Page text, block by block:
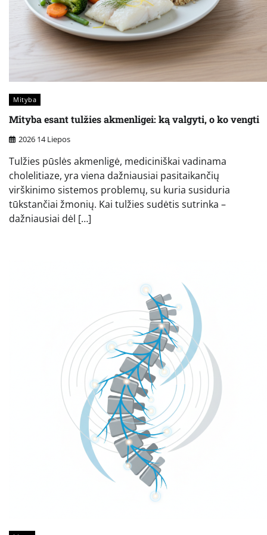
Mityba
Mityba esant tulžies akmenligei: ką valgyti, o ko vengti
2026 14 Liepos
Tulžies pūslės akmenligė, mediciniškai vadinama
cholelitiaze, yra viena dažniausiai pasitaikančių
virškinimo sistemos problemų, su kuria susiduria
tūkstančiai žmonių. Kai tulžies sudėtis sutrinka –
dažniausiai dėl […]